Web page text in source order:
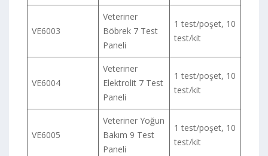
VE6003
Veteriner
Böbrek 7 Test
Paneli
1 test/poşet, 10
test/kit
VE6004
Veteriner
Elektrolit 7 Test
Paneli
1 test/poşet, 10
test/kit
VE6005
Veteriner Yoğun
Bakım 9 Test
Paneli
1 test/poşet, 10
test/kit